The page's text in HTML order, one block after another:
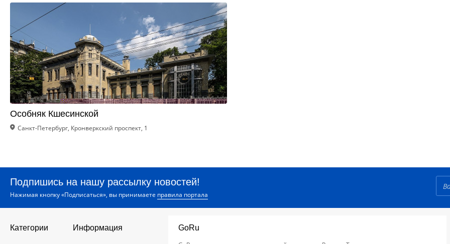
Особняк Кшесинской
Санкт-Петербург, Кронверкский проспект, 1
Подпишись на нашу рассылку новостей!
Нажимая кнопку «Подписаться», вы принимаете правила портала
Категории Информация
GoRu